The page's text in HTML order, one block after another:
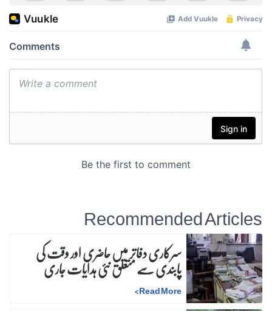
Recommended Articles
سرکاری دفاتر میں حاضری اور وقت کی
پابندی سے متعلق نئی ہدایات جاری
Read More
>